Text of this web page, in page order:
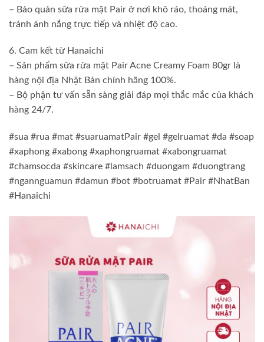
– Bảo quản sữa rửa mặt Pair ở nơi khô ráo, thoáng mát,
tránh ánh nắng trực tiếp và nhiệt độ cao.
6. Cam kết từ Hanaichi
– Sản phẩm sữa rửa mặt Pair Acne Creamy Foam 80gr là
hàng nội địa Nhật Bản chính hãng 100%.
– Bộ phận tư vấn sẵn sàng giải đáp mọi thắc mắc của khách
hàng 24/7.
#sua #rua #mat #suaruamatPair #gel #gelruamat #da #soap
#xaphong #xabong #xaphongruamat #xabongruamat
#chamsocda #skincare #lamsach #duongam #duongtrang
#ngannguamun #damun #bot #botruamat #Pair #NhatBan
#Hanaichi